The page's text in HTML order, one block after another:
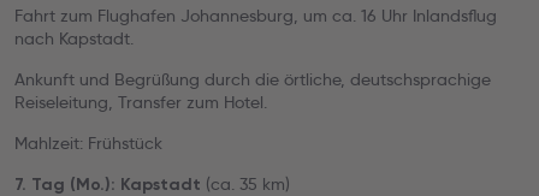
Fahrt zum Flughafen Johannesburg, um ca. 16 Uhr Inlandsflug
nach Kapstadt.
Ankunft und Begrüßung durch die örtliche, deutschsprachige
Reiseleitung, Transfer zum Hotel.
Mahlzeit: Frühstück
7. Tag (Mo.): Kapstadt (ca. 35 km)